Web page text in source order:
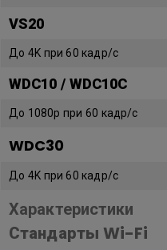
VS20
До 4K при 60 кадр/с
WDC10 / WDC10C
До 1080p при 60 кадр/с
WDC30
До 4K при 60 кадр/с
Характеристики
Стандарты Wi-Fi